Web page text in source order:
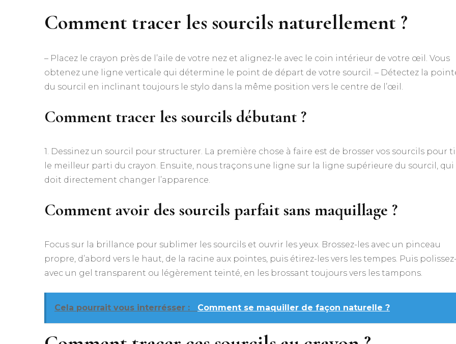
Comment tracer les sourcils naturellement ?
– Placez le crayon près de l’aile de votre nez et alignez-le avec le coin intérieur de votre œil. Vous
obtenez une ligne verticale qui détermine le point de départ de votre sourcil. – Détectez la
du sourcil en inclinant toujours le stylo dans la même position vers le centre de l’œil.
Comment tracer les sourcils débutant ?
1. Dessinez un sourcil pour structurer. La première chose à faire est de brosser vos sourcils pour
le meilleur parti du crayon. Ensuite, nous traçons une ligne sur la ligne supérieure du sourcil, qui
doit directement changer l’apparence.
Comment avoir des sourcils parfait sans maquillage ?
Focus sur la brillance pour sublimer les sourcils et ouvrir les yeux. Brossez-les avec un pinceau
propre, d’abord vers le haut, de la racine aux pointes, puis étirez-les vers les tempes. Puis
avec un gel transparent ou légèrement teinté, en les brossant toujours vers les tampons.
Cela pourrait vous interrésser : Comment se maquiller de façon naturelle ?